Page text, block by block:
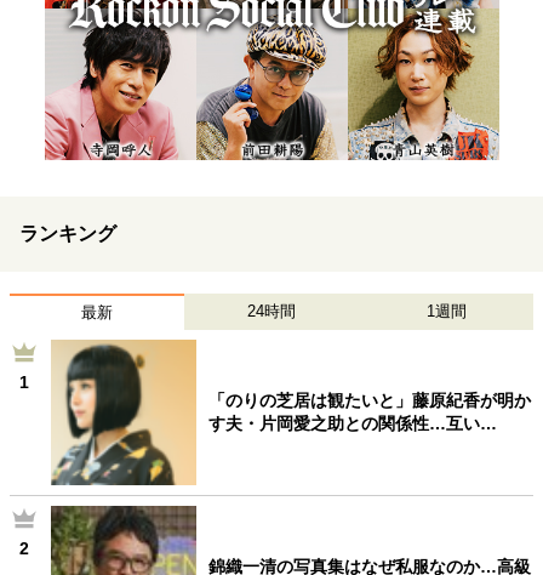
ランキング
最新 24時間 1週間
1
「のりの芝居は観たいと」藤原紀香が明か
す夫・片岡愛之助との関係性…互い…
2
錦織一清の写真集はなぜ私服なのか…高級